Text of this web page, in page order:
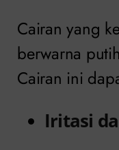
Cairan yang
berwarna
Cairan ini
Iritasi